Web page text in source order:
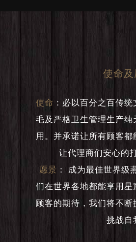
使命
使命 ： 必以百分之百传
毛及严格卫生管理生产
用。并承诺让所有顾客都
让代理商们安心的
愿景 ：
成为最佳世界级
们在世界各地都能享用星
顾客的期待，我们将不断
挑战自